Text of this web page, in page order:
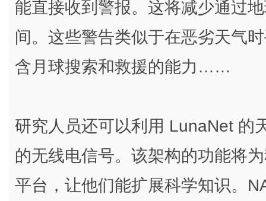
能直接收到警报。这将减少通过
间。这些警告类似于在恶劣天气
含月球搜索和救援的能力……
研究人员还可以利用 LunaNet 的
的无线电信号。该架构的功能将
平台，让他们能扩展科学知识。